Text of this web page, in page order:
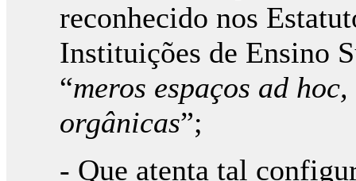
reconhecido nos
Instituições de Ensino
“meros espaços ad
orgânicas”;
- Que atenta tal